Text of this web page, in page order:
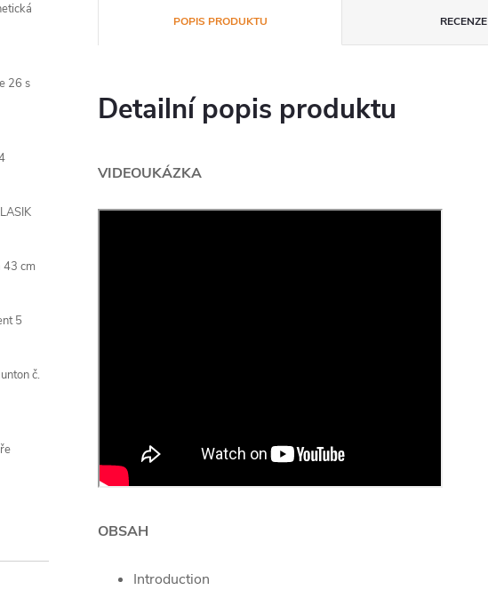
26 s
43 cm
5
č.
POPIS PRODUKTU RECENZE
Detailní popis produktu
VIDEOUKÁZKA
OBSAH
Introduction